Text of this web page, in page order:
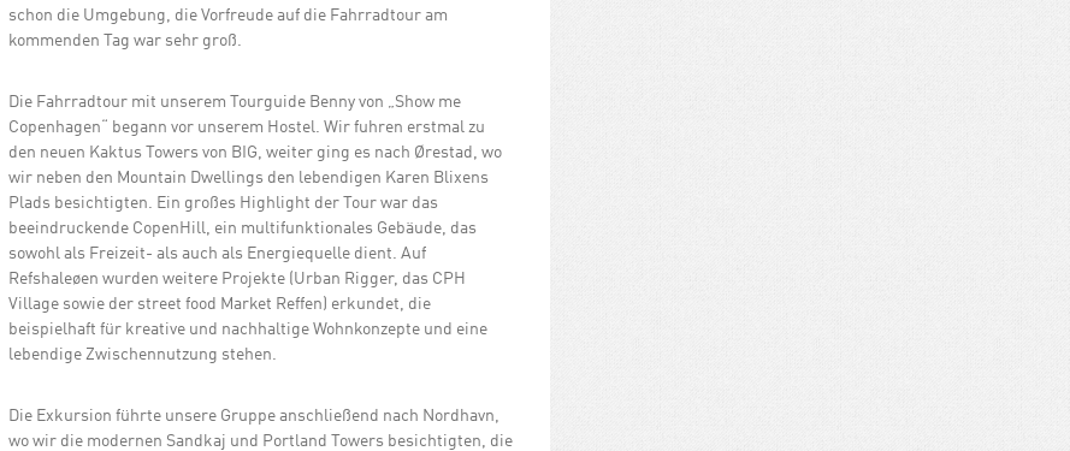
schon die Umgebung, die Vorfreude auf die Fahrradtour am
kommenden Tag war sehr groß.
Die Fahrradtour mit unserem Tourguide Benny von „Show me
Copenhagen“ begann vor unserem Hostel. Wir fuhren erstmal zu
den neuen Kaktus Towers von BIG, weiter ging es nach Ørestad, wo
wir neben den Mountain Dwellings den lebendigen Karen Blixens
Plads besichtigten. Ein großes Highlight der Tour war das
beeindruckende CopenHill, ein multifunktionales Gebäude, das
sowohl als Freizeit- als auch als Energiequelle dient. Auf
Refshaleøen wurden weitere Projekte (Urban Rigger, das CPH
Village sowie der street food Market Reffen) erkundet, die
beispielhaft für kreative und nachhaltige Wohnkonzepte und eine
lebendige Zwischennutzung stehen.
Die Exkursion führte unsere Gruppe anschließend nach Nordhavn,
wo wir die modernen Sandkaj und Portland Towers besichtigten, die